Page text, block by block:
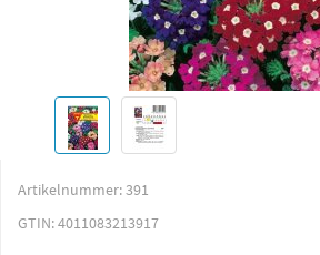
Artikelnummer:391
GTIN:4011083213917